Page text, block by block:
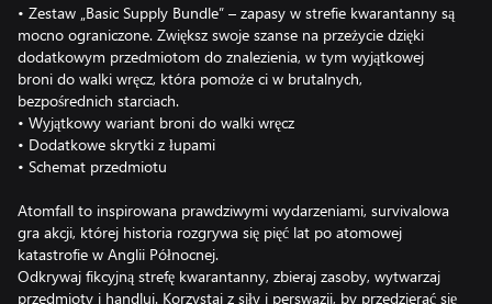
• Zestaw „Basic Supply Bundle” – zapasy w strefie kwarantanny są
mocno ograniczone. Zwiększ swoje szanse na przeżycie dzięki
dodatkowym przedmiotom do znalezienia, w tym wyjątkowej
broni do walki wręcz, która pomoże ci w brutalnych,
bezpośrednich starciach.
• Wyjątkowy wariant broni do walki wręcz
• Dodatkowe skrytki z łupami
• Schemat przedmiotu
Atomfall to inspirowana prawdziwymi wydarzeniami, survivalowa
gra akcji, której historia rozgrywa się pięć lat po atomowej
katastrofie w Anglii Północnej.
Odkrywaj fikcyjną strefę kwarantanny, zbieraj zasoby, wytwarzaj
przedmioty i handluj. Korzystaj z siły i perswazji, by przedzierać się